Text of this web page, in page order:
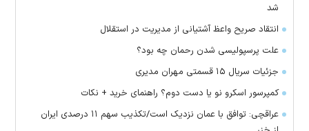
شد
انتقاد صریح واعظ آشتیانی از مدیریت در استقلال
علت پرسپولیسی شدن رحمان چه بود؟
جزئیات سریال ۱۵ قسمتی مهران مدیری
کمپرسور اسکرو نو یا دست دوم؟ راهنمای خرید + نکات
عراقچی: توافق با عمان نزدیک است/تکذیب سهم ۱۱ درصدی ایران